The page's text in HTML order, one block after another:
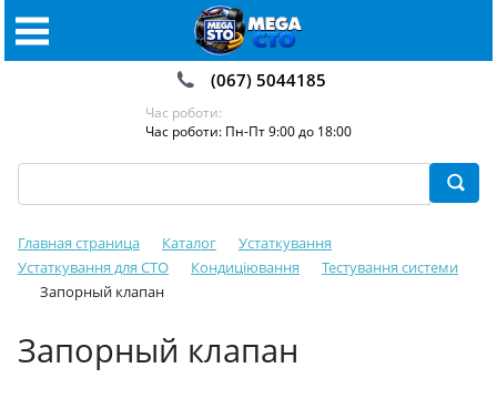
(067) 5044185
Час роботи:
Час роботи: Пн-Пт 9:00 до 18:00
Главная страница Каталог
Устаткування
Устаткування для СТО
Кондиціювання
Тестування системи
Запорный клапан
Запорный клапан